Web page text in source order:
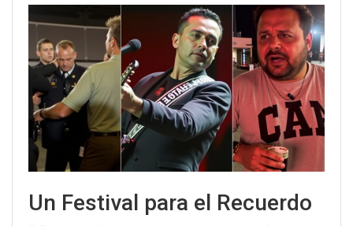
Un Festival para el Recuerdo